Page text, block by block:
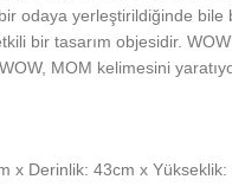
odaya yerleştirildiğinde bile
bir tasarım objesidir.
MOM kelimesini
x Derinlik: 43cm x Yükseklik: